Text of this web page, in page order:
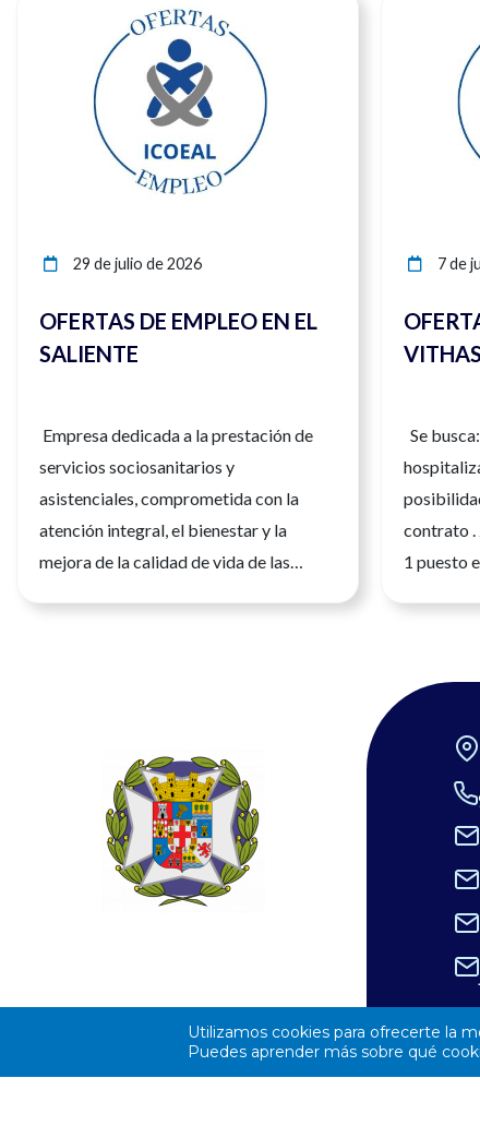
29 de julio de 2026
OFERTAS DE EMPLEO EN EL
SALIENTE
Empresa dedicada a la prestación de
servicios sociosanitarios y
asistenciales, comprometida con la
atención integral, el bienestar y la
mejora de la calidad de vida de las
profesionales. Si eres enfermero/a y
deseas formar parte de un equipo
comprometido con la excelencia en la
atención, esta puede ser una gran
oportunidad para impulsar tu carrera
profesional. ¿Te interesa esta oferta?
62 06 06 o
7 de
VITHAS
Se
contrato .
1 puesto
Utilizamos cookies para ofrecerte la
Puedes aprender más sobre qué